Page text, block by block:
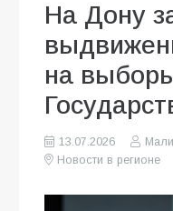
На Дону
на
13.07.2026
Новости в регионе